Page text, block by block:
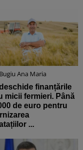
Bugiu ⁠Ana Maria
finanțările
micii fermieri. Până
de euro pentru
...